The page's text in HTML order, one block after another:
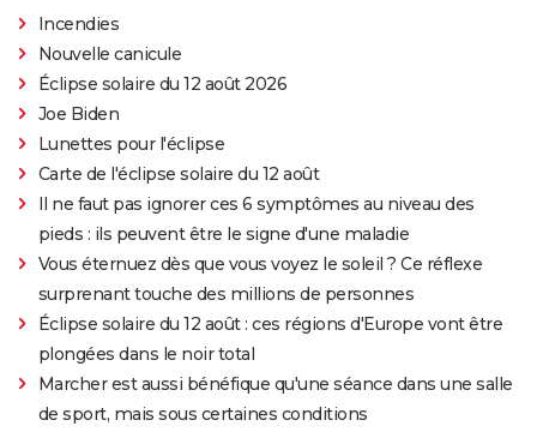
Incendies
Nouvelle canicule
Éclipse solaire du 12 août 2026
Joe Biden
Lunettes pour l'éclipse
Carte de l'éclipse solaire du 12 août
Il ne faut pas ignorer ces 6 symptômes au niveau des
pieds : ils peuvent être le signe d'une maladie
Vous éternuez dès que vous voyez le soleil ? Ce réflexe
surprenant touche des millions de personnes
Éclipse solaire du 12 août : ces régions d'Europe vont être
plongées dans le noir total
Marcher est aussi bénéfique qu'une séance dans une salle
de sport, mais sous certaines conditions